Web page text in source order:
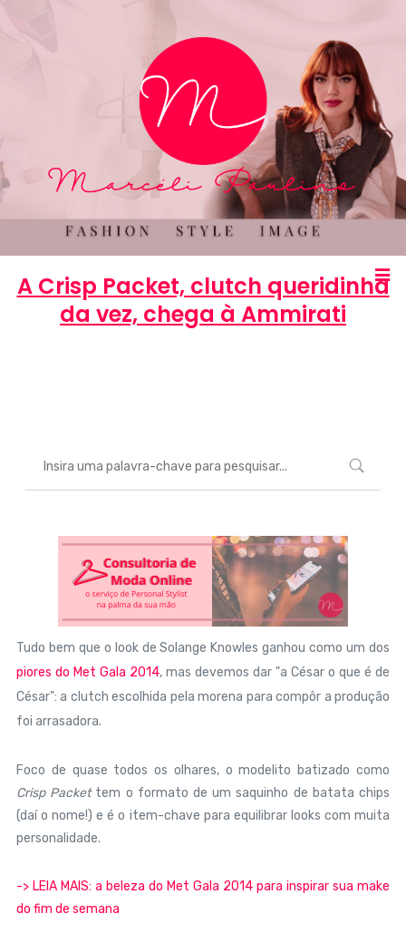
A Crisp Packet, clutch queridinha
da vez, chega à Ammirati
Tudo bem que o look de Solange Knowles ganhou como um dos
piores do Met Gala 2014, mas devemos dar "a César o que é de
César": a clutch escolhida pela morena para compôr a produção
foi arrasadora.
Foco de quase todos os olhares, o modelito batizado como
Crisp Packettem o formato de um saquinho de batata chips
(daí o nome!) e é o item-chave para equilibrar looks com muita
personalidade.
-> LEIA MAIS: a beleza do Met Gala 2014 para inspirar sua make
do fim de semana